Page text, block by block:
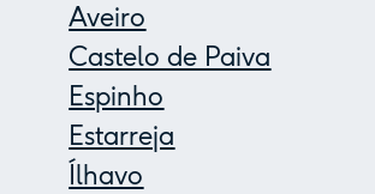
Aveiro
Castelo de Paiva
Espinho
Estarreja
Ílhavo